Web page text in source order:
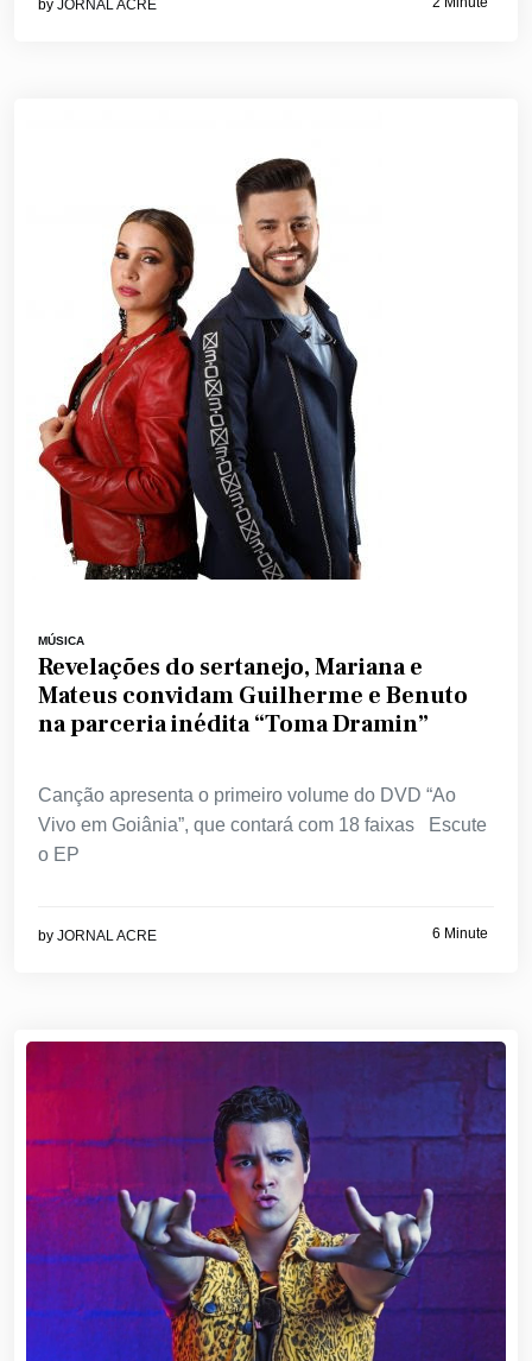
by JORNAL ACRE
MÚSICA
Revelações do sertanejo, Mariana e
Mateus convidam Guilherme e Benuto
na parceria inédita “Toma Dramin”
Canção apresenta o primeiro volume do DVD “Ao
Vivo em Goiânia”, que contará com 18 faixas Escute
o EP
by JORNAL ACRE 6 Minute